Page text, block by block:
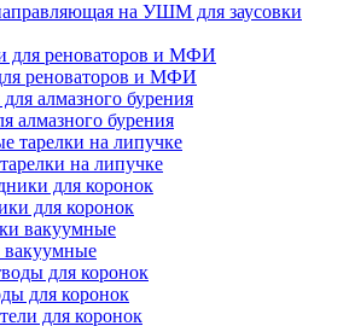
на УШМ для заусовки
реноваторов и МФИ
алмазного бурения
на липучке
для коронок
для коронок